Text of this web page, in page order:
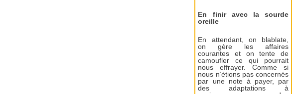
En finir avec la sourde
oreille
En attendant, on blablate,
on gère les affaires
courantes et on tente de
camoufler ce qui pourrait
nous effrayer. Comme si
nous n’étions pas concernés
par une note à payer, par
des adaptations à